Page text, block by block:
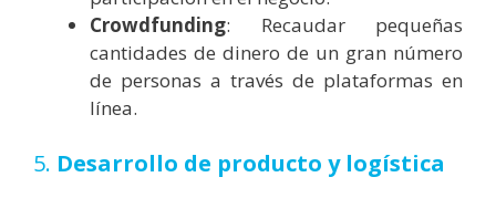
Crowdfunding: Recaudar pequeñas
cantidades de dinero de un gran número
de personas a través de plataformas en
línea.
5. Desarrollo de producto y logística